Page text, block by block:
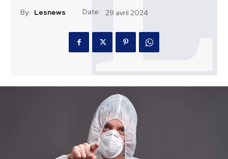
By: Lesnews Date: 29 avril 2024